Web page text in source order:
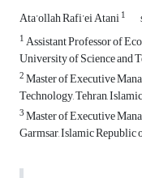
Ata’ollah Rafi’ei Atani1
1Assistant Professor of
University of Science and
2Master of Executive
Technology, Tehran,
3Master of Executive
Garmsar, Islamic Republic